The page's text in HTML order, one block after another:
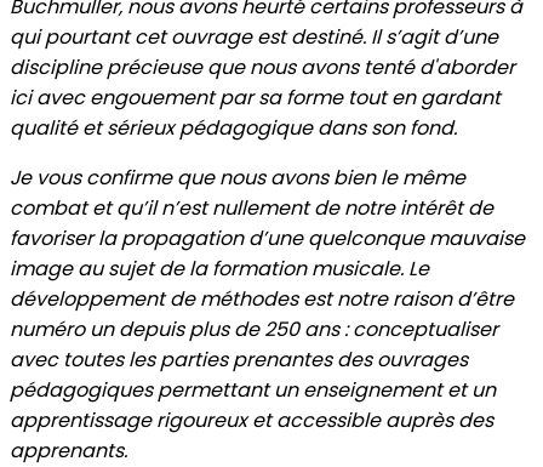
Buchmuller, nous avons heurté certains professeurs à
qui pourtant cet ouvrage est destiné. Il s’agit d’une
discipline précieuse que nous avons tenté d'aborder
ici avec engouement par sa forme tout en gardant
qualité et sérieux pédagogique dans son fond.
Je vous confirme que nous avons bien le même
combat et qu’il n’est nullement de notre intérêt de
favoriser la propagation d’une quelconque mauvaise
image au sujet de la formation musicale. Le
développement de méthodes est notre raison d’être
numéro un depuis plus de 250 ans : conceptualiser
avec toutes les parties prenantes des ouvrages
pédagogiques permettant un enseignement et un
apprentissage rigoureux et accessible auprès des
apprenants.